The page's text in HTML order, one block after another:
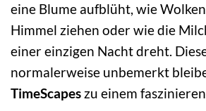
eine Blume aufblüht, wie
Himmel ziehen oder wie die
einer einzigen Nacht dreht.
normalerweise unbemerkt
TimeScapes zu einem